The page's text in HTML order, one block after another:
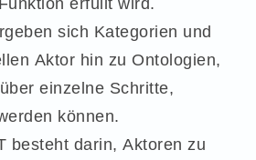
sich Kategorien und
Aktor hin zu Ontologien,
einzelne Schritte,
können.
besteht darin, Aktoren zu